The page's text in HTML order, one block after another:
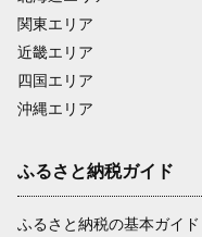
関東エリア
近畿エリア
四国エリア
沖縄エリア
ふるさと納税ガイド
ふるさと納税の基本ガイド